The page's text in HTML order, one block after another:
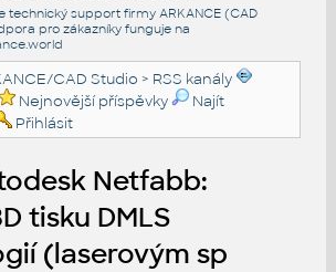
technický support firmy ARKANCE (CAD
pro zákazníky funguje na
CAD Studio > RSS kanály
Nejnovější příspěvky
Najít
Přihlásit
Netfabb:
tisku DMLS
(laserovým sp